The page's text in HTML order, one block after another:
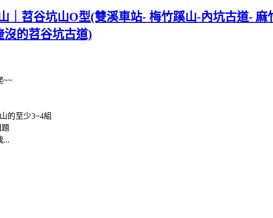
｜苕谷坑山O型(雙溪車站- 梅竹蹊山-內坑古道-
沒的苕谷坑古道)
~~
的至少3~4組
...